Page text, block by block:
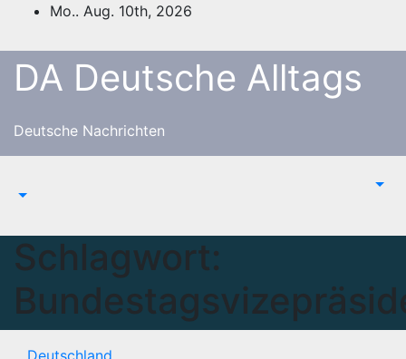
springen
Mo.. Aug. 10th, 2026
DA Deutsche Alltags
Deutsche Nachrichten
Schlagwort:
Deutschland